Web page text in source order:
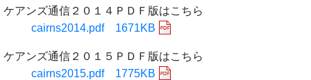
ケアンズ通信２０１４ＰＤＦ版はこちら
cairns2014.pdf 1671KB
ケアンズ通信２０１５ＰＤＦ版はこちら
cairns2015.pdf 1775KB